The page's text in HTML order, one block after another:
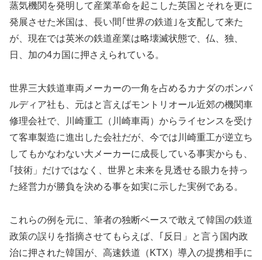
蒸気機関を発明して産業革命を起こした英国とそれを更に
発展させた米国は、長い間｢世界の鉄道｣を支配して来た
が、現在では英米の鉄道産業は略壊滅状態で、仏、独、
日、加の4カ国に押さえられている。
世界三大鉄道車両メーカーの一角を占めるカナダのボンバ
ルディア社も、元はと言えばモントリオール近郊の機関車
修理会社で、川崎重工（川崎車両）からライセンスを受け
て客車製造に進出した会社だが、今では川崎重工が逆立ち
してもかなわない大メーカーに成長している事実からも、
｢技術」だけではなく、世界と未来を見透せる眼力を持っ
た経営力が勝負を決める事を如実に示した実例である。
これらの例を元に、筆者の独断ベースで敢えて韓国の鉄道
政策の誤りを指摘させてもらえば、｢反日」と言う国内政
治に押された韓国が、高速鉄道（KTX）導入の提携相手に